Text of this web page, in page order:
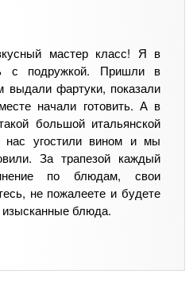
мастер класс! Я в
с подружкой. Пришли в
выдали фартуки, показали
начали готовить. А в
большой итальянской
угостили вином и мы
За трапезой каждый
по блюдам, свои
не пожалеете и будете
изысканные блюда.